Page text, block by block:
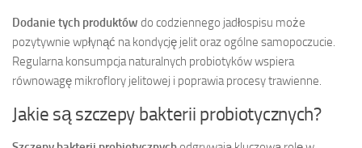
Dodanie tych produktów do codziennego jadłospisu może
pozytywnie wpłynąć na kondycję jelit oraz ogólne samopoczucie.
Regularna konsumpcja naturalnych probiotyków wspiera
równowagę mikroflory jelitowej i poprawia procesy trawienne.
Jakie są szczepy bakterii probiotycznych?